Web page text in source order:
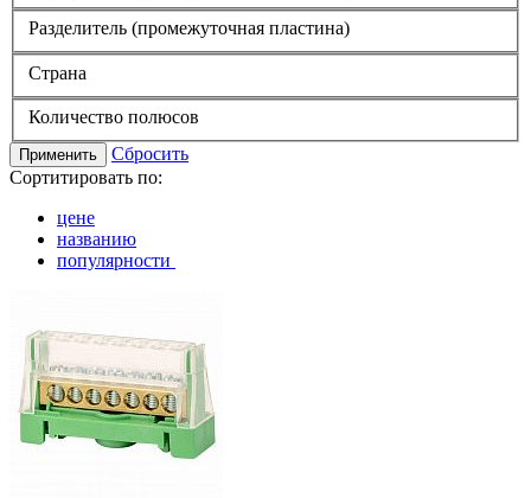
Разделитель (промежуточная пластина)
Страна
Количество полюсов
Применить
Сбросить
Сортитировать по:
цене
названию
популярности